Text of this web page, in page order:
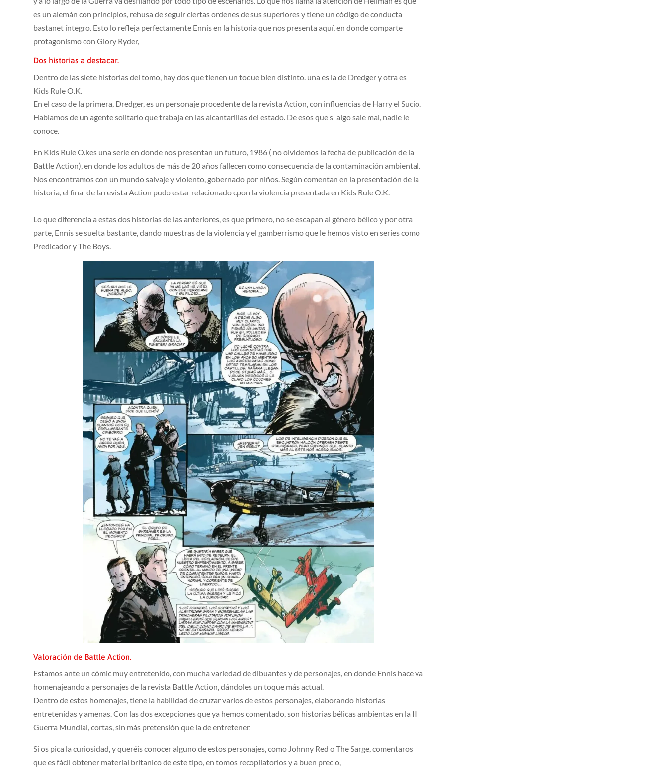
es un alemán con principios, rehusa de seguir ciertas ordenes de sus superiores y tiene un código de conducta
bastanet íntegro. Esto lo refleja perfectamente Ennis en la historia que nos presenta aquí, en donde comparte
protagonismo con Glory Ryder,
Dos historias a destacar.
Dentro de las siete historias del tomo, hay dos que tienen un toque bien distinto. una es la de Dredger y otra es
Kids Rule O.K.
En el caso de la primera, Dredger, es un personaje procedente de la revista Action, con influencias de Harry el Sucio.
Hablamos de un agente solitario que trabaja en las alcantarillas del estado. De esos que si algo sale mal, nadie le
conoce.
En Kids Rule O.kes una serie en donde nos presentan un futuro, 1986 ( no olvidemos la fecha de publicación de la
Battle Action), en donde los adultos de más de 20 años fallecen como consecuencia de la contaminación ambiental.
Nos encontramos con un mundo salvaje y violento, gobernado por niños. Según comentan en la presentación de la
historia, el final de la revista Action pudo estar relacionado cpon la violencia presentada en Kids Rule O.K.
Lo que diferencia a estas dos historias de las anteriores, es que primero, no se escapan al género bélico y por otra
parte, Ennis se suelta bastante, dando muestras de la violencia y el gamberrismo que le hemos visto en series como
Predicador y The Boys.
Valoración de Battle Action.
Estamos ante un cómic muy entretenido, con mucha variedad de dibuantes y de personajes, en donde Ennis hace va
homenajeando a personajes de la revista Battle Action, dándoles un toque más actual.
Dentro de estos homenajes, tiene la habilidad de cruzar varios de estos personajes, elaborando historias
entretenidas y amenas. Con las dos excepciones que ya hemos comentado, son historias bélicas ambientas en la II
Guerra Mundial, cortas, sin más pretensión que la de entretener.
Si os pica la curiosidad, y queréis conocer alguno de estos personajes, como Johnny Red o The Sarge, comentaros
que es fácil obtener material britanico de este tipo, en tomos recopilatorios y a buen precio,